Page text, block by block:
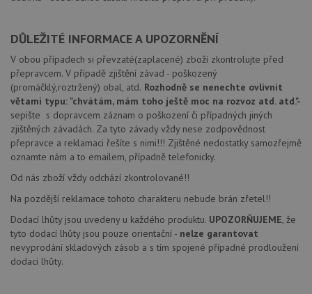
DŮLEŽITÉ INFORMACE A UPOZORNĚNÍ
V obou případech si převzaté(zaplacené) zboží zkontrolujte před
přepravcem. V případě zjištění závad - poškozený
(promáčklý,roztržený) obal, atd. Rozhodně se nenechte ovlivnit
větami typu: "chvátám, mám toho ještě moc na rozvoz atd. atd."-
sepište s dopravcem záznam o poškození či případných jiných
zjištěných závadách. Za tyto závady vždy nese zodpovědnost
přepravce a reklamaci řešíte s nimi!!! Zjištěné nedostatky samozřejmě
oznamte nám a to emailem, případně telefonicky.
Od nás zboží vždy odchází zkontrolované!!
Na pozdější reklamace tohoto charakteru nebude brán zřetel!!
Dodací lhůty jsou uvedeny u každého produktu. UPOZORŇUJEME, že
tyto dodací lhůty jsou pouze orientační - nelze garantovat
nevyprodání skladových zásob a s tím spojené případné prodloužení
dodací lhůty.